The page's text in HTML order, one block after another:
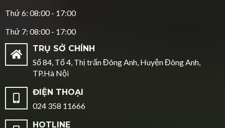
Thứ 6: 08:00 - 17:00
Thứ 7: 08:00 - 17:00
TRỤ SỞ CHÍNH
Số 84, Tổ 4, Thị trấn Đông Anh, Huyện Đông Anh,
TP.Hà Nội
ĐIỆN THOẠI
024 358 11666
HOTLINE